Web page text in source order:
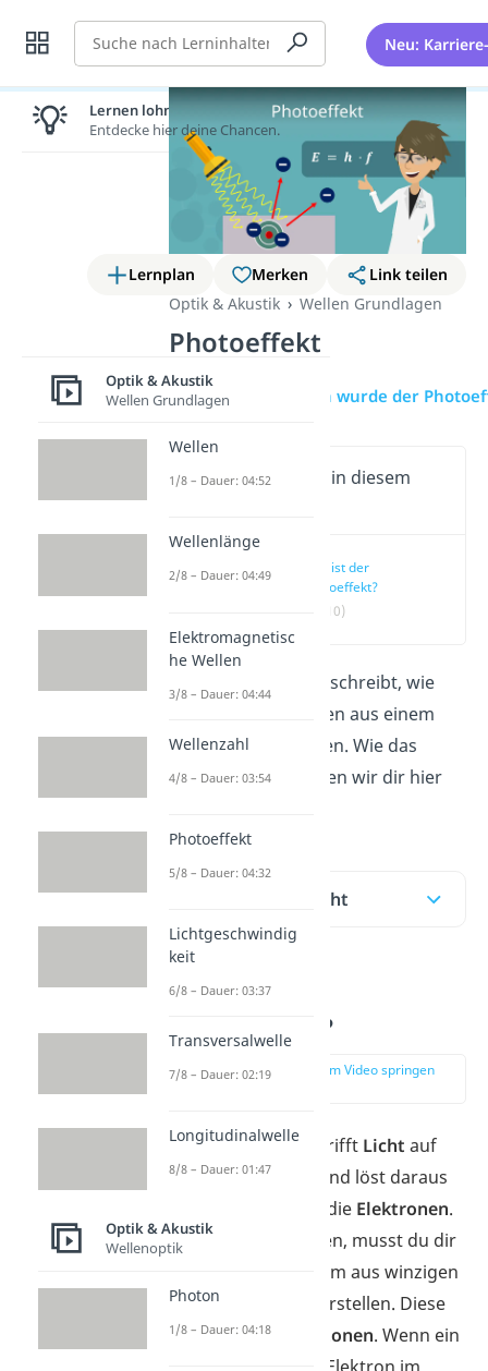
Suche Neu:
Lernplan Merken
Link teilen
Optik & Akustik
Wellen Grundlagen
Photoeffekt
Übersicht Wann wurde der
Wichtige Inhalte in diesem
Was ist der
Photoeffekt?
(00:10)
beschreibt, wie
Photonen Elektronen aus einem
Material herauslösen. Wie das
genau abläuft, zeigen wir dir hier
Inhaltsübersicht
Was ist der
Photoeffekt?
zur Stelle im Video springen
BeimPhotoeffekt trifft Licht auf
eineMetallplatte
und löst daraus
winzige Bausteine, die Elektronen.
Um das zu verstehen, musst du dir
Licht wie einen Strom aus winzigen
Energie-Paketen vorstellen. Diese
Pakete heißen
Photonen. Wenn ein
Lernen lohnt sich!
Entdecke hier deine Chancen.
Optik & Akustik
Wellen Grundlagen
Wellen
1/8 – Dauer: 04:52
Wellenlänge
2/8 – Dauer: 04:49
Elektromagnetisc
he Wellen
3/8 – Dauer: 04:44
Wellenzahl
4/8 – Dauer: 03:54
Photoeffekt
5/8 – Dauer: 04:32
Lichtgeschwindig
keit
6/8 – Dauer: 03:37
Transversalwelle
7/8 – Dauer: 02:19
Longitudinalwelle
8/8 – Dauer: 01:47
Optik & Akustik
Wellenoptik
Photon
1/8 – Dauer: 04:18